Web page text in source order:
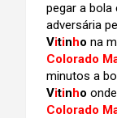
pegar a bola
adversária
Vitinho na
Colorado
minutos a
Vitinho
Colorado